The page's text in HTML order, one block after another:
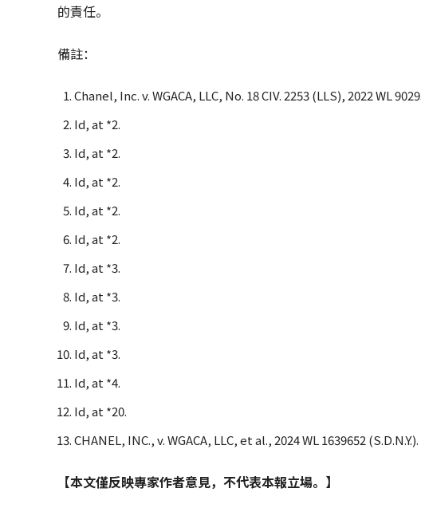
的責任。
備註：
Chanel, Inc. v. WGACA, LLC, No. 18 CIV. 2253 (LLS), 2022 WL
Id, at *2.
Id, at *2.
Id, at *2.
Id, at *2.
Id, at *2.
Id, at *3.
Id, at *3.
Id, at *3.
Id, at *3.
Id, at *4.
Id, at *20.
CHANEL, INC., v. WGACA, LLC, et al., 2024 WL 1639652 (S.D.N.Y.).
【本文僅反映專家作者意見，不代表本報立場。】